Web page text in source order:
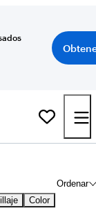
Ordenar
Color